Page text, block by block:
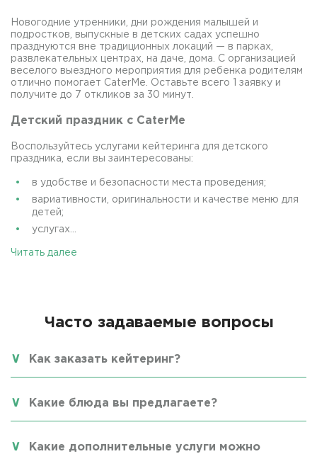
Новогодние утренники, дни рождения малышей и
подростков, выпускные в детских садах успешно
празднуются вне традиционных локаций — в парках,
развлекательных центрах, на даче, дома. С организацией
веселого выездного мероприятия для ребенка родителям
отлично помогает CaterMe. Оставьте всего 1 заявку и
получите до 7 откликов за 30 минут.
Детский праздник с CaterMe
Воспользуйтесь услугами кейтеринга для детского
праздника, если вы заинтересованы:
в удобстве и безопасности места проведения;
вариативности, оригинальности и качестве меню для
детей;
услугах...
Читать далее
Часто задаваемые вопросы
Как заказать кейтеринг?
Какие блюда вы предлагаете?
Какие дополнительные услуги можно